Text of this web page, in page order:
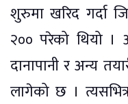
शुरुमा खरिद गर्दा
२०० परेको थियो ।
दानापानी र अन्य
लागेको छ ।